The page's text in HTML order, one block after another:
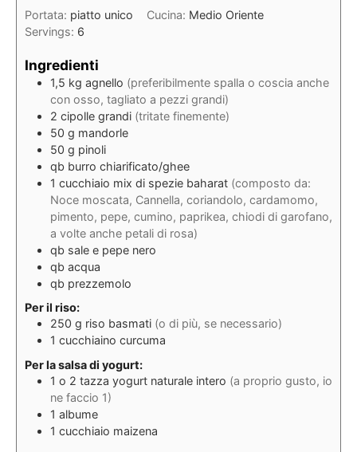
Portata: piatto unico Cucina: Medio Oriente
Servings: 6
Ingredienti
1,5 kg agnello (preferibilmente spalla o coscia anche
con osso, tagliato a pezzi grandi)
2 cipolle grandi (tritate finemente)
50 g mandorle
50 g pinoli
qb burro chiarificato/ghee
1 cucchiaio mix di spezie baharat (composto da:
Noce moscata, Cannella, coriandolo, cardamomo,
pimento, pepe, cumino, paprikea, chiodi di garofano,
a volte anche petali di rosa)
qb sale e pepe nero
qb acqua
qb prezzemolo
Per il riso:
250 g riso basmati (o di più, se necessario)
1 cucchiaino curcuma
Per la salsa di yogurt:
1 o 2 tazza yogurt naturale intero (a proprio gusto, io
ne faccio 1)
1 albume
1 cucchiaio maizena